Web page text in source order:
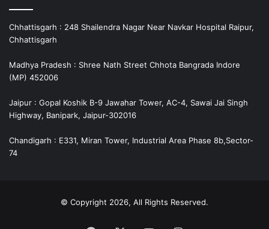
Chhattisgarh : 248 Shailendra Nagar Near Navkar Hospital Raipur,
Chhattisgarh
Madhya Pradesh : Shree Nath Street Chhota Bangrada Indore
(MP) 452006
Jaipur : Gopal Koshik B-9 Jawahar Tower, AC-4, Sawai Jai Singh
Highway, Banipark, Jaipur-302016
Chandigarh : E331, Miran Tower, Industrial Area Phase 8b,Sector-
74
© Copyright 2026, All Rights Reserved.